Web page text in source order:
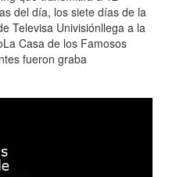
del día, los siete días de la
Televisa Univisiónllega a la
Casa de los Famosos
fueron graba